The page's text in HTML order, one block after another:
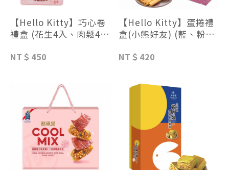
【Hello Kitty】巧心卷
禮盒 (花生4入、肉鬆4
NT＄450
【Hello Kitty】蛋捲禮
盒(小熊好友) (藍、粉色
NT＄420